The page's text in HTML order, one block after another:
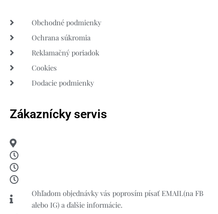
Obchodné podmienky
Ochrana súkromia
Reklamačný poriadok
Cookies
Dodacie podmienky
Zákaznícky servis
Ohľadom objednávky vás poprosím písať EMAIL(na FB
alebo IG) a ďalšie informácie.